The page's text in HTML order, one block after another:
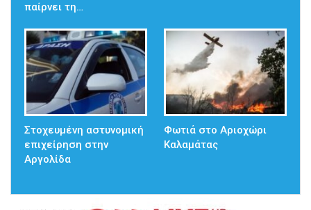
παίρνει τη…
Στοχευμένη αστυνομική
επιχείρηση στην
Αργολίδα
Φωτιά στο Αριοχώρι
Καλαμάτας